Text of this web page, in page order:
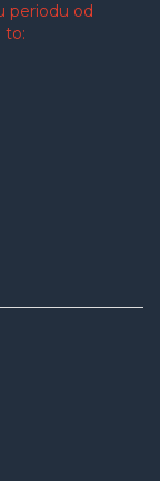
periodu od
to: